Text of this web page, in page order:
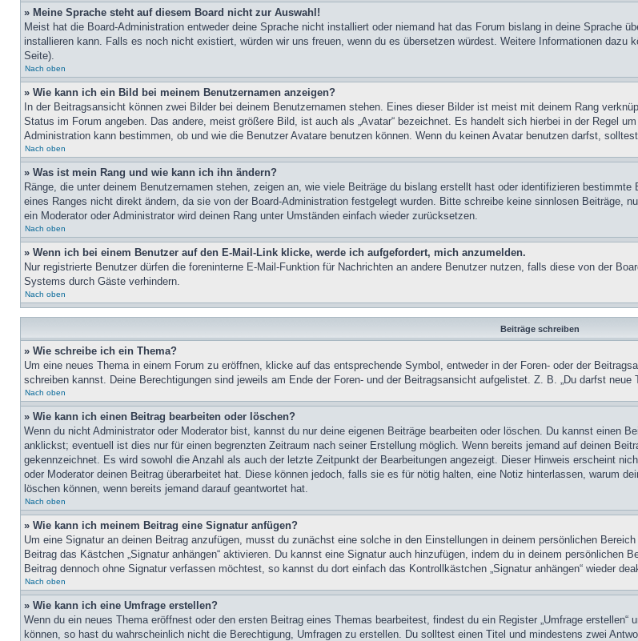
» Meine Sprache steht auf diesem Board nicht zur Auswahl!
Meist hat die Board-Administration entweder deine Sprache nicht installiert oder niemand hat das Forum bislang in deine Sprache
installieren kann. Falls es noch nicht existiert, würden wir uns freuen, wenn du es übersetzen würdest. Weitere Informationen dazu
Seite).
Nach oben
» Wie kann ich ein Bild bei meinem Benutzernamen anzeigen?
In der Beitragsansicht können zwei Bilder bei deinem Benutzernamen stehen. Eines dieser Bilder ist meist mit deinem Rang
Status im Forum angeben. Das andere, meist größere Bild, ist auch als „Avatar“ bezeichnet. Es handelt sich hierbei in der Regel
Administration kann bestimmen, ob und wie die Benutzer Avatare benutzen können. Wenn du keinen Avatar benutzen darfst,
Nach oben
» Was ist mein Rang und wie kann ich ihn ändern?
Ränge, die unter deinem Benutzernamen stehen, zeigen an, wie viele Beiträge du bislang erstellt hast oder identifizieren
eines Ranges nicht direkt ändern, da sie von der Board-Administration festgelegt wurden. Bitte schreibe keine sinnlosen Beiträge,
ein Moderator oder Administrator wird deinen Rang unter Umständen einfach wieder zurücksetzen.
Nach oben
» Wenn ich bei einem Benutzer auf den E-Mail-Link klicke, werde ich aufgefordert, mich anzumelden.
Nur registrierte Benutzer dürfen die foreninterne E-Mail-Funktion für Nachrichten an andere Benutzer nutzen, falls diese von der
Systems durch Gäste verhindern.
Nach oben
Beiträge schreiben
» Wie schreibe ich ein Thema?
Um eine neues Thema in einem Forum zu eröffnen, klicke auf das entsprechende Symbol, entweder in der Foren- oder der
schreiben kannst. Deine Berechtigungen sind jeweils am Ende der Foren- und der Beitragsansicht aufgelistet. Z. B. „Du darfst neue
Nach oben
» Wie kann ich einen Beitrag bearbeiten oder löschen?
Wenn du nicht Administrator oder Moderator bist, kannst du nur deine eigenen Beiträge bearbeiten oder löschen. Du kannst einen
anklickst; eventuell ist dies nur für einen begrenzten Zeitraum nach seiner Erstellung möglich. Wenn bereits jemand auf deinen
gekennzeichnet. Es wird sowohl die Anzahl als auch der letzte Zeitpunkt der Bearbeitungen angezeigt. Dieser Hinweis erscheint
oder Moderator deinen Beitrag überarbeitet hat. Diese können jedoch, falls sie es für nötig halten, eine Notiz hinterlassen, warum
löschen können, wenn bereits jemand darauf geantwortet hat.
Nach oben
» Wie kann ich meinem Beitrag eine Signatur anfügen?
Um eine Signatur an deinen Beitrag anzufügen, musst du zunächst eine solche in den Einstellungen in deinem persönlichen
Beitrag das Kästchen „Signatur anhängen“ aktivieren. Du kannst eine Signatur auch hinzufügen, indem du in deinem persönlichen
Beitrag dennoch ohne Signatur verfassen möchtest, so kannst du dort einfach das Kontrollkästchen „Signatur anhängen“ wieder
Nach oben
» Wie kann ich eine Umfrage erstellen?
Wenn du ein neues Thema eröffnest oder den ersten Beitrag eines Themas bearbeitest, findest du ein Register „Umfrage
können, so hast du wahrscheinlich nicht die Berechtigung, Umfragen zu erstellen. Du solltest einen Titel und mindestens zwei